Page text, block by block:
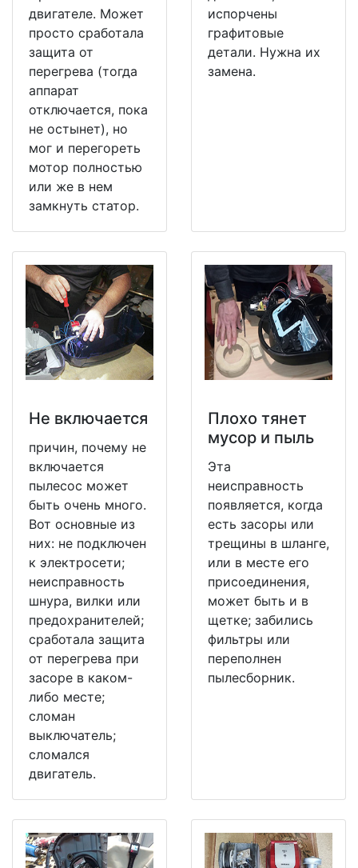
двигателе. Может
просто сработала
защита от
перегрева (тогда
аппарат
отключается, пока
не остынет), но
мог и перегореть
мотор полностью
или же в нем
замкнуть статор.
испорчены
графитовые
детали. Нужна их
замена.
Не включается
причин, почему не
включается
пылесос может
быть очень много.
Вот основные из
них: не подключен
к электросети;
неисправность
шнура, вилки или
предохранителей;
сработала защита
от перегрева при
засоре в каком-
либо месте;
сломан
выключатель;
сломался
двигатель.
Плохо тянет
мусор и пыль
Эта
неисправность
появляется, когда
есть засоры или
трещины в шланге,
или в месте его
присоединения,
может быть и в
щетке; забились
фильтры или
переполнен
пылесборник.